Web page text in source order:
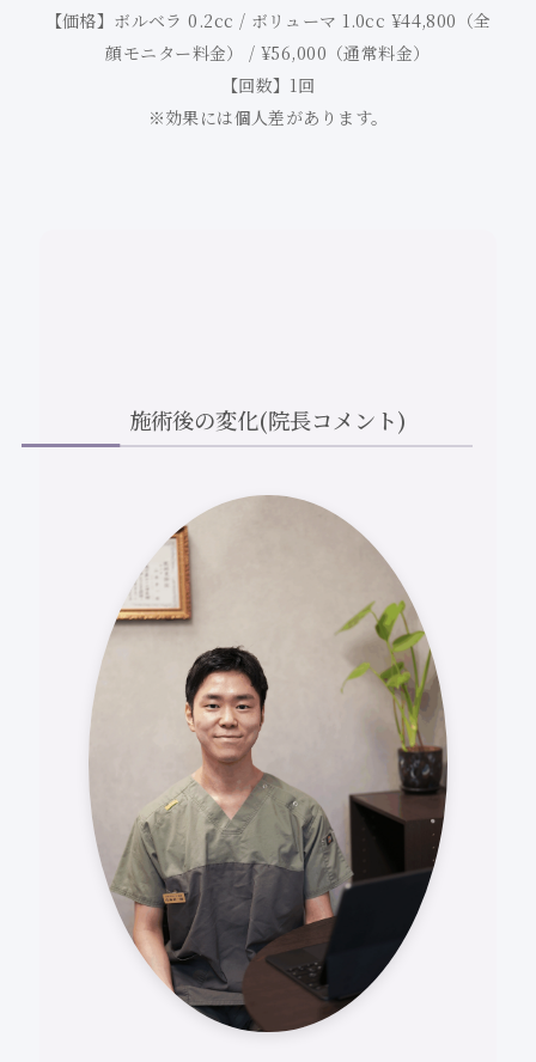
【価格】ボルベラ 0.2cc / ボリューマ 1.0cc ¥44,800（全
顔モニター料金） / ¥56,000（通常料金）
【回数】1回
※効果には個人差があります。
施術後の変化(院長コメント)